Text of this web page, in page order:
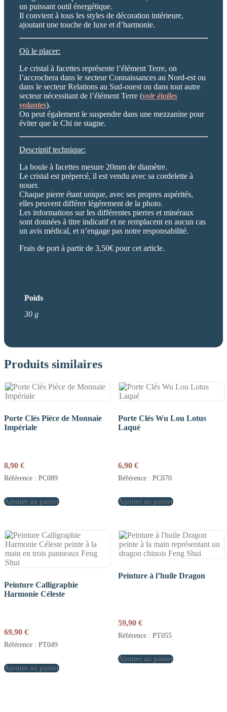
un puissant outil énergétique.
Il convient à tous les styles de décoration intérieure,
ajoutant une touche de luxe et d’harmonie.
Où le placer:
Le cristal à facettes représente l’élément Terre, on
l’accrochera dans le secteur Connaissances au Nord-est ou
dans le secteur Relations au Sud-ouest ou dans tout autre
secteur nécessitant de l’élément Terre (voir étoiles
volantes).
On peut également le suspendre dans une mezzanine pour
éviter que le Chi ne stagne.
Descriptif technique:
La boule à facettes mesure 20mm de diamètre.
Le cristal est prépercé, il est vendu avec sa cordelette à
nouer.
Chaque pierre étant unique, avec ses propres aspérités,
elles peuvent différer légérement de la photo.
Les informations sur les différentes pierres et minéraux
sont données à titre indicatif et ne remplacent en aucun cas
un avis médical, et n’engage pas notre responsabilité.
Frais de port à partir de 3,50€ pour cet article.
Poids
30 g
Produits similaires
Porte Clés Pièce de Monnaie
Impériale
8,90 €
Référence : PC089
Ajouter au panier
Porte Clés Wu Lou Lotus
Laqué
6,90 €
Référence : PC070
Ajouter au panier
Peinture Calligraphie
Harmonie Céleste
69,90 €
Référence : PT049
Ajouter au panier
Peinture à l’huile Dragon
59,90 €
Référence : PT055
Ajouter au panier